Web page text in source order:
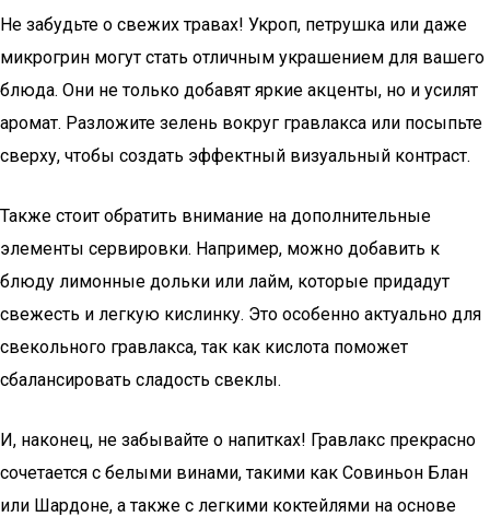
Не забудьте о свежих травах! Укроп, петрушка или даже
микрогрин могут стать отличным украшением для вашего
блюда. Они не только добавят яркие акценты, но и усилят
аромат. Разложите зелень вокруг гравлакса или посыпьте
сверху, чтобы создать эффектный визуальный контраст.
Также стоит обратить внимание на дополнительные
элементы сервировки. Например, можно добавить к
блюду лимонные дольки или лайм, которые придадут
свежесть и легкую кислинку. Это особенно актуально для
свекольного гравлакса, так как кислота поможет
сбалансировать сладость свеклы.
И, наконец, не забывайте о напитках! Гравлакс прекрасно
сочетается с белыми винами, такими как Совиньон Блан
или Шардоне, а также с легкими коктейлями на основе